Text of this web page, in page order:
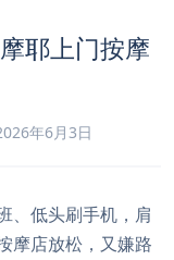
耶上门按摩
年6月3日
、低头刷手机，肩
摩店放松，又嫌路